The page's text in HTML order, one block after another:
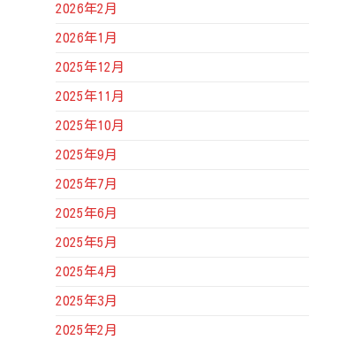
2026年2月
2026年1月
2025年12月
2025年11月
2025年10月
2025年9月
2025年7月
2025年6月
2025年5月
2025年4月
2025年3月
2025年2月